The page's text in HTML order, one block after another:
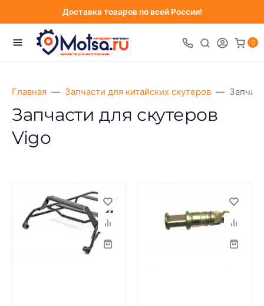
Доставка товаров по всей России!
0
Главная Запчасти для китайских скутеров
Запчасти для скутеров
Vigo